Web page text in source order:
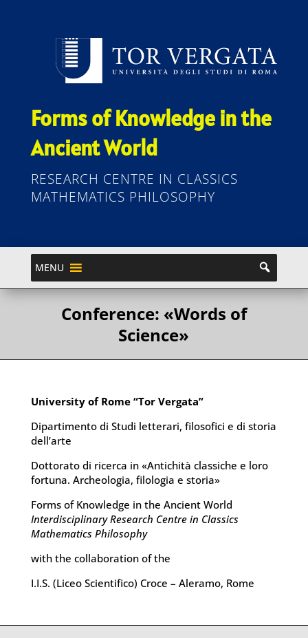
Forms of Knowledge in the
Ancient World
RESEARCH CENTRE IN CLASSICS
MATHEMATICS PHILOSOPHY
MENU
Conference: «Words of
Science»
University of Rome “Tor Vergata”
Dipartimento di Studi letterari, filosofici e di storia
dell’arte
Dottorato di ricerca in «Antichità classiche e loro
fortuna. Archeologia, filologia e storia»
Forms of Knowledge in the Ancient World
Interdisciplinary Research Centre in Classics
Mathematics Philosophy
with the collaboration of the
I.I.S. (Liceo Scientifico) Croce – Aleramo, Rome